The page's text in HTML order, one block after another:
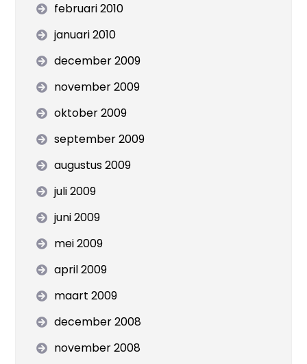
februari 2010
januari 2010
december 2009
november 2009
oktober 2009
september 2009
augustus 2009
juli 2009
juni 2009
mei 2009
april 2009
maart 2009
december 2008
november 2008